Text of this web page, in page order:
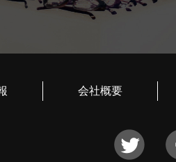
会社概要